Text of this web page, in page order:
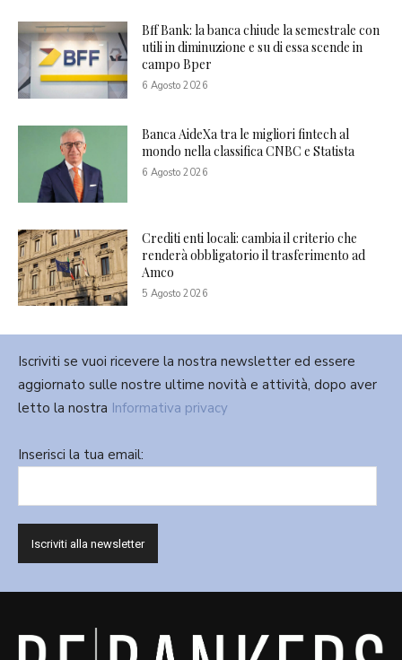
Bff Bank: la banca chiude la semestrale con
utili in diminuzione e su di essa scende in
campo Bper
6 Agosto 2026
Banca AideXa tra le migliori fintech al
mondo nella classifica CNBC e Statista
6 Agosto 2026
Crediti enti locali: cambia il criterio che
renderà obbligatorio il trasferimento ad
Amco
5 Agosto 2026
Iscriviti se vuoi ricevere la nostra newsletter ed essere
aggiornato sulle nostre ultime novità e attività, dopo aver
letto la nostra Informativa privacy
Inserisci la tua email: